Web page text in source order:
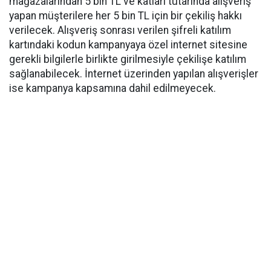
yapan müşterilere her 5 bin TL için bir çekiliş hakkı
verilecek. Alışveriş sonrası verilen şifreli katılım
kartındaki kodun kampanyaya özel internet sitesine
gerekli bilgilerle birlikte girilmesiyle çekilişe katılım
sağlanabilecek. İnternet üzerinden yapılan alışverişler
ise kampanya kapsamına dahil edilmeyecek.